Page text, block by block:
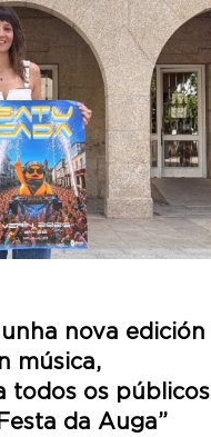
nova edición
música,
todos os públicos
da Auga”